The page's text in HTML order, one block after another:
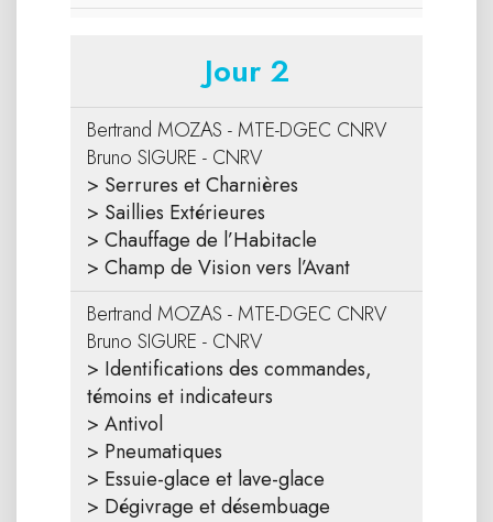
Jour 2
Bertrand MOZAS - MTE-DGEC CNRV
Bruno SIGURE - CNRV
> Serrures et Charnières
> Saillies Extérieures
> Chauffage de l’Habitacle
> Champ de Vision vers l’Avant
Bertrand MOZAS - MTE-DGEC CNRV
Bruno SIGURE - CNRV
> Identifications des commandes,
témoins et indicateurs
> Antivol
> Pneumatiques
> Essuie-glace et lave-glace
> Dégivrage et désembuage